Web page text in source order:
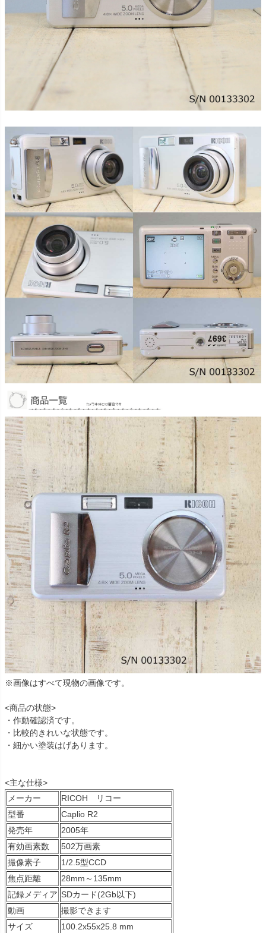
※画像はすべて現物の画像です。
<商品の状態>
・作動確認済です。
・比較的きれいな状態です。
・細かい塗装はげあります。
<主な仕様>
メーカー
RICOH リコー
型番
Caplio R2
発売年
2005年
有効画素数
502万画素
撮像素子
1/2.5型CCD
焦点距離
28mm～135mm
記録メディア SDカード(2Gb以下)
動画
撮影できます
サイズ
100.2x55x25.8 mm